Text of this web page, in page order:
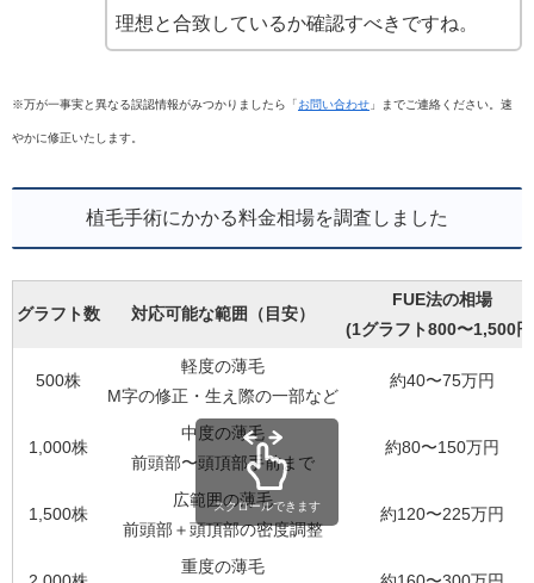
理想と合致しているか確認すべきですね。
※万が一事実と異なる誤認情報がみつかりましたら「お問い合わせ 」までご連絡ください。速
やかに修正いたします。
植毛手術にかかる料金相場を調査しました
グラフト数 対応可能な範囲（目安）
FUE法の相場
(1グラフト800〜1,500
500株
軽度の薄毛
M字の修正・生え際の一部など
約40〜75万円
1,000株
中度の薄毛
前頭部〜頭頂部手前まで
約80〜150万円
1,500株
広範囲の薄毛
前頭部＋頭頂部の密度調整
約120〜225万円
重度の薄毛
スクロールできます